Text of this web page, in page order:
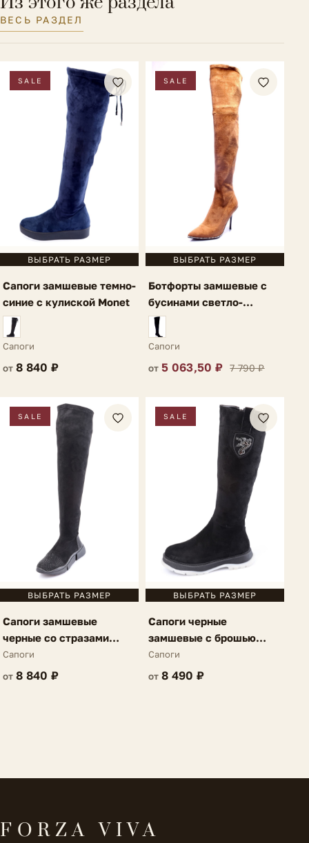
ВЕСЬ РАЗДЕЛ
SALE
ВЫБРАТЬ РАЗМЕР
Сапоги замшевые темно-
синие с кулиской Monet
Сапоги
от 8 840 ₽
SALE
ВЫБРАТЬ РАЗМЕР
Ботфорты замшевые с
бусинами светло-
коричневые Niella
Сапоги
от 5 063,50 ₽ 7 790 ₽
SALE
ВЫБРАТЬ РАЗМЕР
Сапоги замшевые
черные со стразами
Rochelle
Сапоги
от 8 840 ₽
SALE
ВЫБРАТЬ РАЗМЕР
Сапоги черные
замшевые с брошью
Agathe
Сапоги
от8 490 ₽
FORZA VIVA